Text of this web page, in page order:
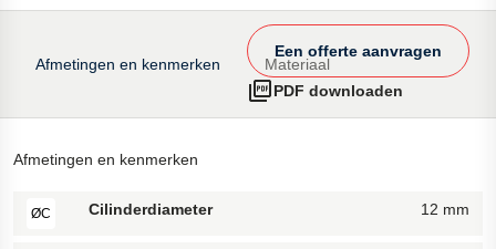
Afmetingen en kenmerken
Materiaal
PDF downloaden
Een offerte aanvragen
Afmetingen en kenmerken
ØC Cilinderdiameter 12 mm